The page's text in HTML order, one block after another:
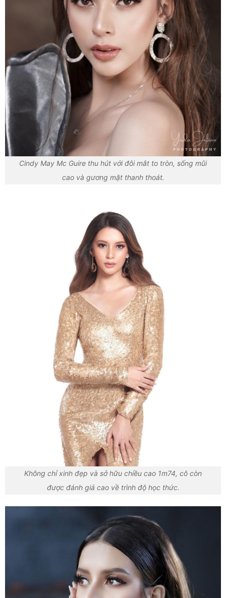
Cindy May Mc Guire thu hút với đôi mắt to tròn, sống mũi
cao và gương mặt thanh thoát.
Không chỉ xinh đẹp và sở hữu chiều cao 1m74, cô còn
được đánh giá cao về trình độ học thức.